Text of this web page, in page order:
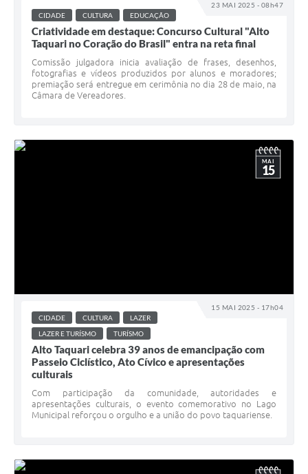
23 MAI 2025 - 08h47
CIDADE CULTURA EDUCAÇÃO
Criatividade em destaque: Concurso Cultural "Alto
Taquari no Coração do Brasil" entra na reta final
Comissão julgadora inicia avaliação de frases, desenhos,
fotografias e vídeos produzidos por alunos e moradores;
premiação será entregue em cerimônia no dia 28 de maio, na
Câmara de Vereadores.
15 MAI 2025 - 17h04
MAI
15
CIDADE CULTURA
LAZER
LAZER E TURÍSMO
TURÍSMO
Alto Taquari celebra 39 anos de emancipação com
Passeio Ciclístico, Ato Cívico e apresentações
culturais
Com participação da comunidade, autoridades e
apresentações culturais, o evento comemorativo no Lago
Municipal reforçou o orgulho e a união do povo taquariense.